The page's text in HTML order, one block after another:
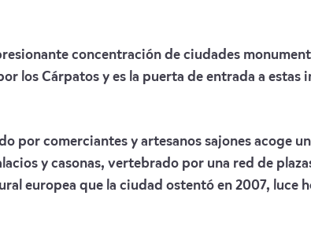
concentración de ciudades
los Cárpatos y es la puerta de entrada a estas
por comerciantes y artesanos sajones acoge
y casonas, vertebrado por una red de
europea que la ciudad ostentó en 2007, luce